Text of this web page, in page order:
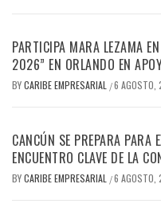
PARTICIPA MARA LEZAMA
2026” EN ORLANDO EN
BYCARIBE EMPRESARIAL /6
CANCÚN SE PREPARA PARA
ENCUENTRO CLAVE DE LA
BYCARIBE EMPRESARIAL /6